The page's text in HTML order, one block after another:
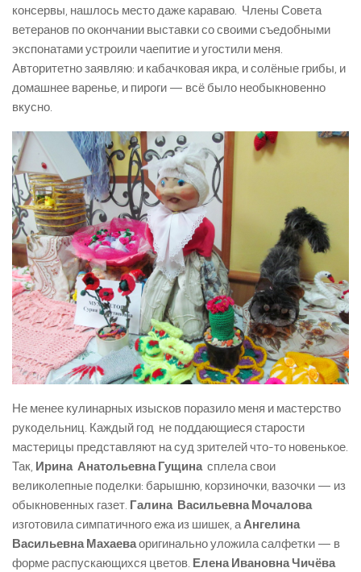
консервы, нашлось место даже караваю. Члены Совета
ветеранов по окончании выставки со своими съедобными
экспонатами устроили чаепитие и угостили меня.
Авторитетно заявляю: и кабачковая икра, и солёные грибы, и
домашнее варенье, и пироги — всё было необыкновенно
вкусно.
Не менее кулинарных изысков поразило меня и мастерство
рукодельниц. Каждый год не поддающиеся старости
мастерицы представляют на суд зрителей что-то новенькое.
Так, Ирина Анатольевна Гущина сплела свои
великолепные поделки: барышню, корзиночки, вазочки — из
обыкновенных газет. Галина Васильевна Мочалова
изготовила симпатичного ежа из шишек, аАнгелина
Васильевна Махаеваоригинально уложила салфетки — в
форме распускающихся цветов. Елена Ивановна Чичёва